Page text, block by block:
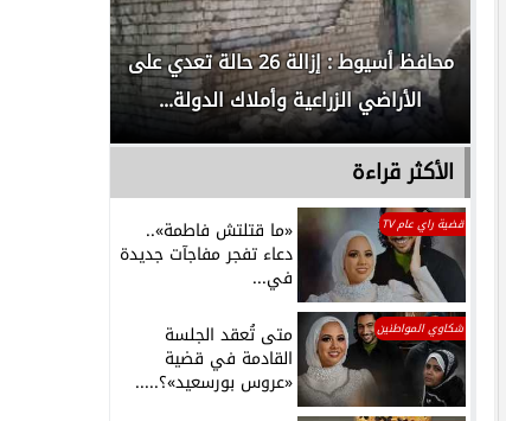
محافظ أسيوط : إزالة 26 حالة تعدي على
الأراضي الزراعية وأملاك الدولة...
الأكثر قراءة
قضية راي عام TV «ما قتلتش فاطمة»..
دعاء تفجر مفاجآت جديدة
في...
شكاوي المواطنين متى تُعقد الجلسة
القادمة في قضية
«عروس بورسعيد»؟.....